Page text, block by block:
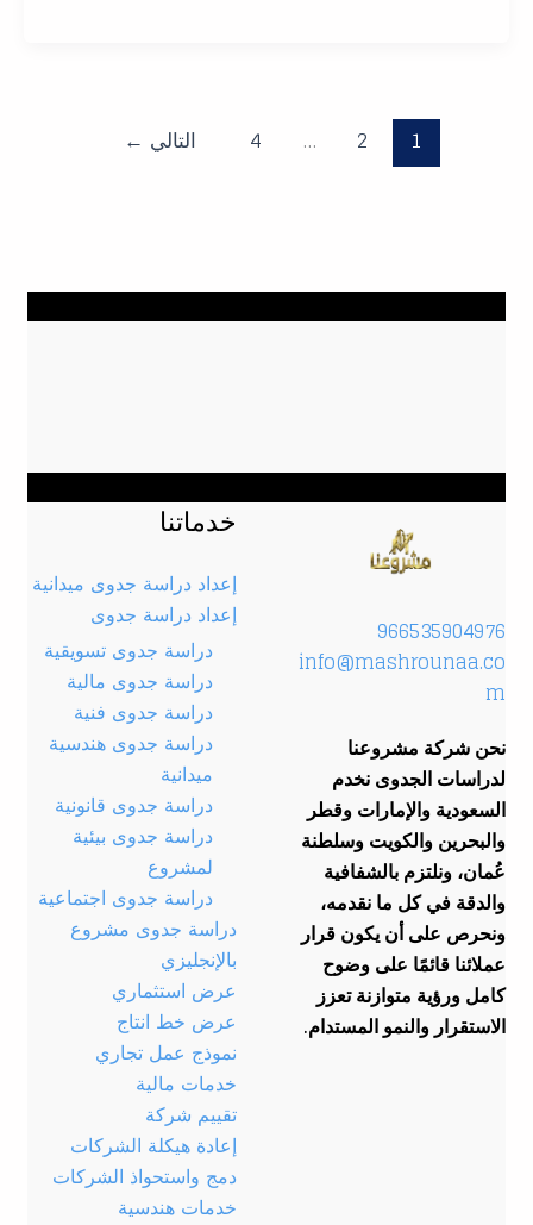
1
2
…
4 التالي ←
966535904976
info@mashrounaa.co
m
نحن شركة مشروعنا
لدراسات الجدوى نخدم
السعودية والإمارات وقطر
والبحرين والكويت وسلطنة
عُمان، ونلتزم بالشفافية
والدقة في كل ما نقدمه،
ونحرص على أن يكون قرار
عملائنا قائمًا على وضوح
كامل ورؤية متوازنة تعزز
الاستقرار والنمو المستدام.
خدماتنا
إعداد دراسة جدوى ميدانية
إعداد دراسة جدوى
دراسة جدوى تسويقية
دراسة جدوى مالية
دراسة جدوى فنية
دراسة جدوى هندسية
ميدانية
دراسة جدوى قانونية
دراسة جدوى بيئية
لمشروع
دراسة جدوى اجتماعية
دراسة جدوى مشروع
بالإنجليزي
عرض استثماري
عرض خط انتاج
نموذج عمل تجاري
خدمات مالية
تقييم شركة
إعادة هيكلة الشركات
دمج واستحواذ الشركات
خدمات هندسية